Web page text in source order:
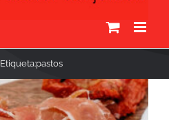
Etiqueta:pastos